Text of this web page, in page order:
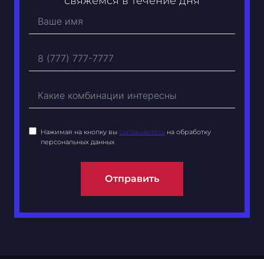
Нажимая на кнопку вы соглашаетесь на обработку
персональных данных
Отправить